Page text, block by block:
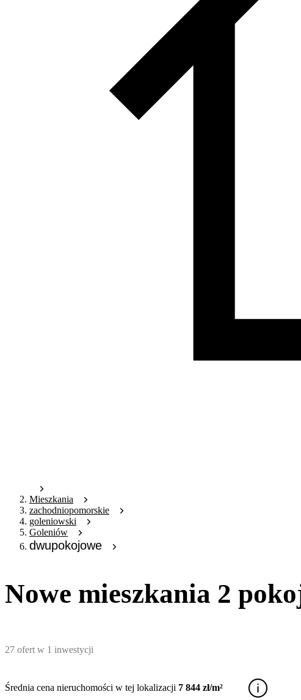
Mieszkania
zachodniopomorskie
goleniowski
Goleniów
dwupokojowe
Nowe mieszkania 2
27 ofert w 1 inwestycji
Średnia cena nieruchomości w tej lokalizacji 7 844 zł/m²